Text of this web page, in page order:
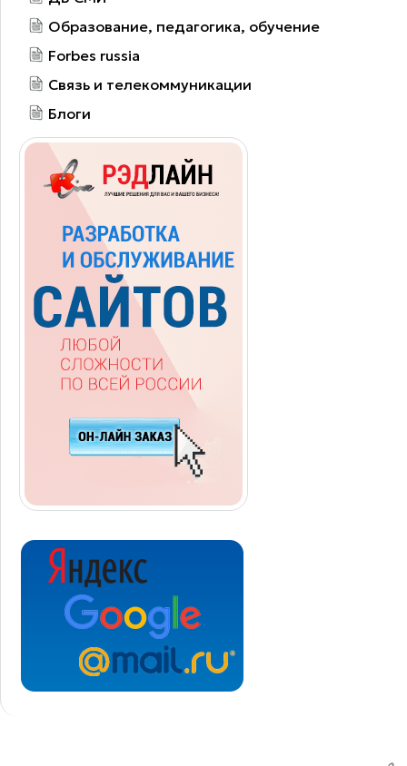
Образование, педагогика, обучение
Forbes russia
Связь и телекоммуникации
Блоги